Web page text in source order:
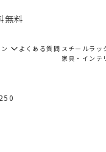
無料
よくある質問 スチールラッ
家具・インテ